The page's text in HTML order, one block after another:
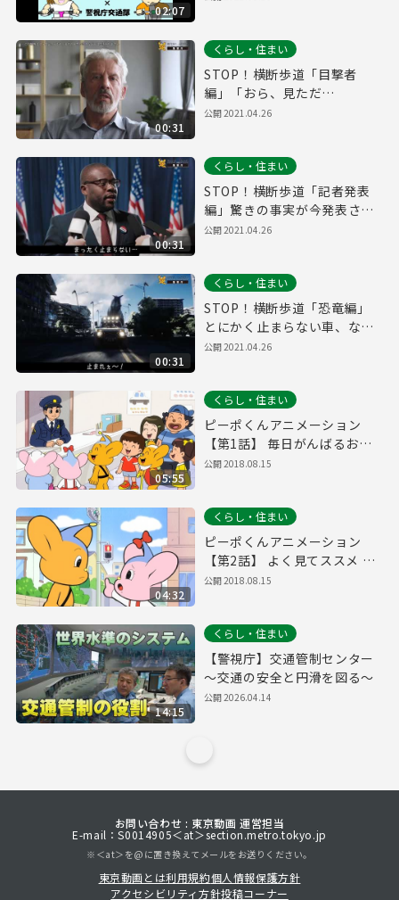
02:07
00:31
くらし・住まい
STOP！横断歩道「目撃者
編」「おら、見ただ
よ・・・」男性が恐怖の体験
公開2021.04.26
00:31
くらし・住まい
STOP！横断歩道「記者発表
編」驚きの事実が今発表され
る・・・。「東京怖い」なん
公開2021.04.26
00:31
くらし・住まい
STOP！横断歩道「恐竜編」
とにかく止まらない車、なぜ
なら・・・。あなたは止まれ
公開2021.04.26
05:55
くらし・住まい
ピーポくんアニメーション
【第1話】 毎日がんばるおま
わりさん！の巻
公開2018.08.15
04:32
くらし・住まい
ピーポくんアニメーション
【第2話】 よく見てススメ 青
信号！の巻
公開2018.08.15
14:15
くらし・住まい
【警視庁】交通管制センター
～交通の安全と円滑を図る～
公開2026.04.14
お問い合わせ : 東京動画 運営担当
E-mail：S0014905＜at＞section.metro.tokyo.jp
※＜at＞を@に置き換えてメールをお送りください。
東京動画とは利用規約個人情報保護方針
アクセシビリティ方針投稿コーナー